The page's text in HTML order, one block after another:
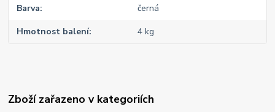
Barva černá
Hmotnost balení 4 kg
Zboží zařazeno v kategoriích